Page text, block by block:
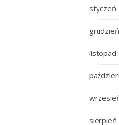
styczeń
listopad
sierpień